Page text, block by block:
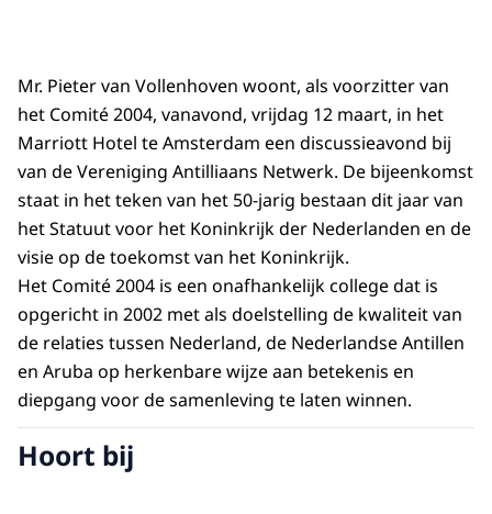
Mr. Pieter van Vollenhoven woont, als voorzitter van
het Comité 2004, vanavond, vrijdag 12 maart, in het
Marriott Hotel te Amsterdam een discussieavond bij
van de Vereniging Antilliaans Netwerk. De bijeenkomst
staat in het teken van het 50-jarig bestaan dit jaar van
het Statuut voor het Koninkrijk der Nederlanden en de
visie op de toekomst van het Koninkrijk.
Het Comité 2004 is een onafhankelijk college dat is
opgericht in 2002 met als doelstelling de kwaliteit van
de relaties tussen Nederland, de Nederlandse Antillen
en Aruba op herkenbare wijze aan betekenis en
diepgang voor de samenleving te laten winnen.
Hoort bij